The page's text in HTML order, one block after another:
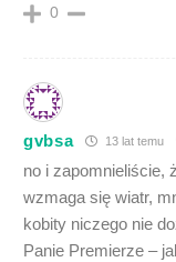
0
gvbsa 13 lat temu
no i zapomnieliście,
wzmaga się wiatr,
kobity niczego nie
Panie Premierze –